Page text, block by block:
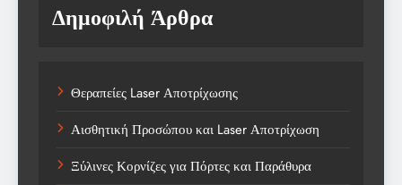
Δημοφιλή Άρθρα
Θεραπείες Laser Αποτρίχωσης
Αισθητική Προσώπου και Laser Αποτρίχωση
Ξύλινες Κορνίζες για Πόρτες και Παράθυρα